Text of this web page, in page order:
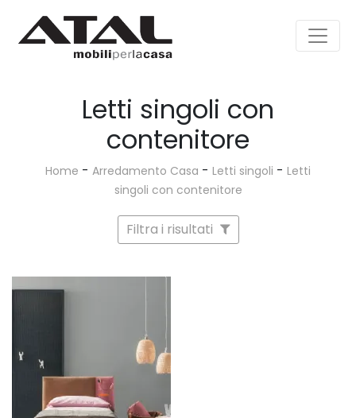
Letti singoli con
contenitore
Home - Arredamento Casa - Letti singoli - Letti
singoli con contenitore
Filtra i risultati